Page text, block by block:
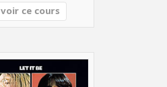
voir ce cours